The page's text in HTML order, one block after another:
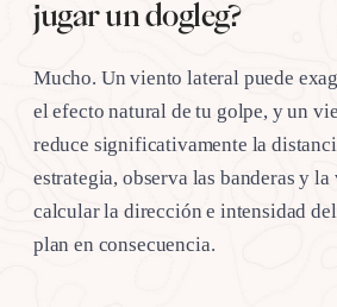
jugar un dogleg?
Mucho. Un viento lateral puede
el efecto natural de tu golpe, y un
reduce significativamente la
estrategia, observa las banderas y
calcular la dirección e intensidad
plan en consecuencia.